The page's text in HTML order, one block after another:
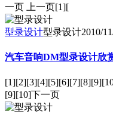
一页 上一页[1][
型录设计型录设计2010/
汽车音响DM型录设计欣
[9][10]下一页